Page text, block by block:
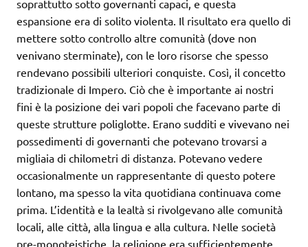
soprattutto sotto governanti capaci, e questa
espansione era di solito violenta. Il risultato era quello di
mettere sotto controllo altre comunità (dove non
venivano sterminate), con le loro risorse che spesso
rendevano possibili ulteriori conquiste. Così, il concetto
tradizionale di Impero. Ciò che è importante ai nostri
fini è la posizione dei vari popoli che facevano parte di
queste strutture poliglotte. Erano sudditi e vivevano nei
possedimenti di governanti che potevano trovarsi a
migliaia di chilometri di distanza. Potevano vedere
occasionalmente un rappresentante di questo potere
lontano, ma spesso la vita quotidiana continuava come
prima. L’identità e la lealtà si rivolgevano alle comunità
locali, alle città, alla lingua e alla cultura. Nelle società
pre-monoteistiche, la religione era sufficientemente